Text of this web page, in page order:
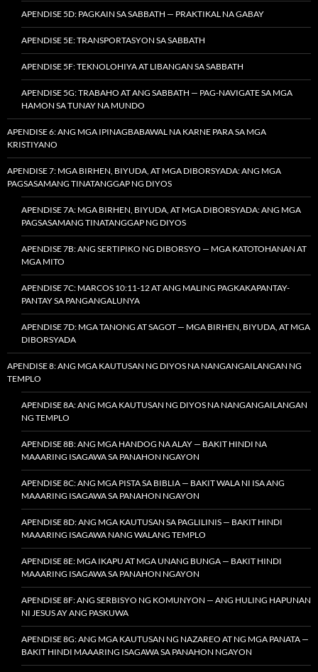
APENDISE 5D: PAGKAIN SA SABBATH — PRAKTIKAL NA GABAY
APENDISE 5E: TRANSPORTASYON SA SABBATH
APENDISE 5F: TEKNOLOHIYA AT LIBANGAN SA SABBATH
APENDISE 5G: TRABAHO AT ANG SABBATH — PAG-NAVIGATE SA MGA
HAMON SA TUNAY NA MUNDO
APENDISE 6: ANG MGA IPINAGBABAWAL NA KARNE PARA SA MGA
KRISTIYANO
APENDISE 7: MGA BIRHEN, BIYUDA, AT MGA DIBORSYADA: ANG MGA
PAGSASAMANG TINATANGGAP NG DIYOS
APENDISE 7A: MGA BIRHEN, BIYUDA, AT MGA DIBORSYADA: ANG MGA
PAGSASAMANG TINATANGGAP NG DIYOS
APENDISE 7B: ANG SERTIPIKO NG DIBORSYO — MGA KATOTOHANAN AT
MGA MITO
APENDISE 7C: MARCOS 10:11-12 AT ANG MALING PAGKAKAPANTAY-
PANTAY SA PANGANGALUNYA
APENDISE 7D: MGA TANONG AT SAGOT — MGA BIRHEN, BIYUDA, AT MGA
DIBORSYADA
APENDISE 8: ANG MGA KAUTUSAN NG DIYOS NA NANGANGAILANGAN NG
TEMPLO
APENDISE 8A: ANG MGA KAUTUSAN NG DIYOS NA NANGANGAILANGAN
NG TEMPLO
APENDISE 8B: ANG MGA HANDOG NA ALAY — BAKIT HINDI NA
MAAARING ISAGAWA SA PANAHON NGAYON
APENDISE 8C: ANG MGA PISTA SA BIBLIA — BAKIT WALA NI ISA ANG
MAAARING ISAGAWA SA PANAHON NGAYON
APENDISE 8D: ANG MGA KAUTUSAN SA PAGLILINIS — BAKIT HINDI
MAAARING ISAGAWA NANG WALANG TEMPLO
APENDISE 8E: MGA IKAPU AT MGA UNANG BUNGA — BAKIT HINDI
MAAARING ISAGAWA SA PANAHON NGAYON
APENDISE 8F: ANG SERBISYO NG KOMUNYON — ANG HULING HAPUNAN
NI JESUS AY ANG PASKUWA
APENDISE 8G: ANG MGA KAUTUSAN NG NAZAREO AT NG MGA PANATA —
BAKIT HINDI MAAARING ISAGAWA SA PANAHON NGAYON